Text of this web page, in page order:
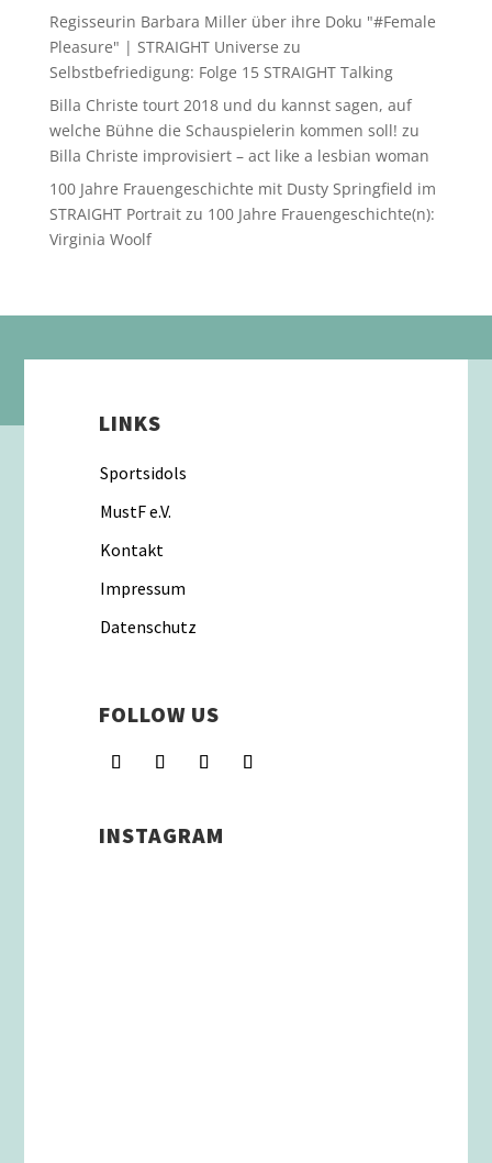
Regisseurin Barbara Miller über ihre Doku "#Female
Pleasure" | STRAIGHT Universe zu
Selbstbefriedigung: Folge 15 STRAIGHT Talking
Billa Christe tourt 2018 und du kannst sagen, auf
welche Bühne die Schauspielerin kommen soll! zu
Billa Christe improvisiert – act like a lesbian woman
100 Jahre Frauengeschichte mit Dusty Springfield im
STRAIGHT Portraitzu 100 Jahre Frauengeschichte(n):
Virginia Woolf
LINKS
Sportsidols
MustF e.V.
Kontakt
Impressum
Datenschutz
FOLLOW US
INSTAGRAM